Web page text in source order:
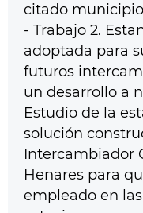
citado municipio
- Trabajo 2.
adoptada para
futuros
un desarrollo a
Estudio de la
solución
Intercambiador
Henares para
empleado en